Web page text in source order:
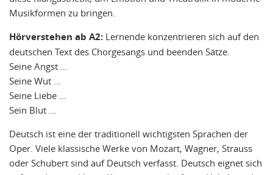
Musikformen zu bringen.
Hörverstehen ab A2: Lernende konzentrieren sich auf den
deutschen Text des Chorgesangs und beenden Sätze.
Seine Angst …
Seine Wut …
Seine Liebe …
Sein Blut …
Deutsch ist eine der traditionell wichtigsten Sprachen der
Oper. Viele klassische Werke von Mozart, Wagner, Strauss
oder Schubert sind auf Deutsch verfasst. Deutsch eignet sich